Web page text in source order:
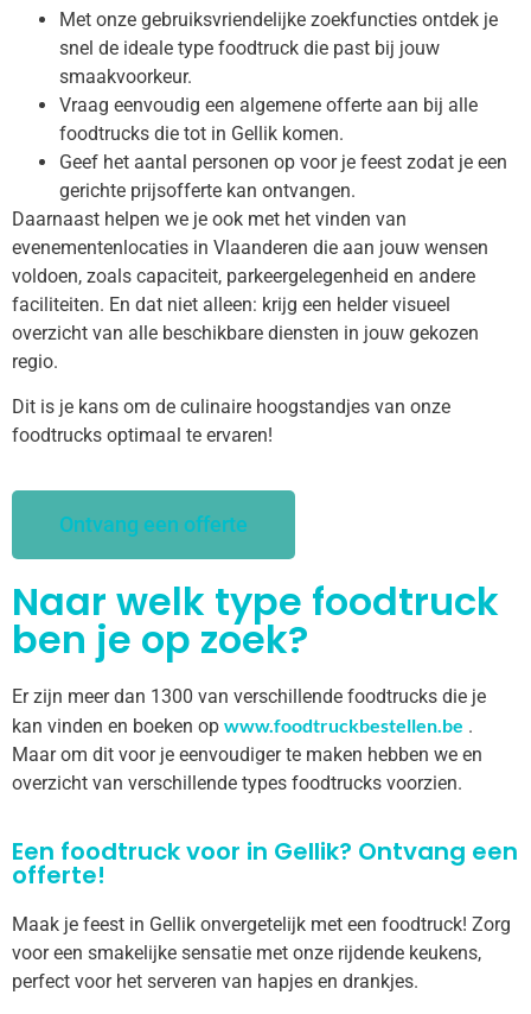
Met onze gebruiksvriendelijke zoekfuncties ontdek je
snel de ideale type foodtruck die past bij jouw
smaakvoorkeur.
Vraag eenvoudig een algemene offerte aan bij alle
foodtrucks die tot in Gellik komen.
Geef het aantal personen op voor je feest zodat je een
gerichte prijsofferte kan ontvangen.
Daarnaast helpen we je ook met het vinden van
evenementenlocaties in Vlaanderen die aan jouw wensen
voldoen, zoals capaciteit, parkeergelegenheid en andere
faciliteiten. En dat niet alleen: krijg een helder visueel
overzicht van alle beschikbare diensten in jouw gekozen
regio.
Dit is je kans om de culinaire hoogstandjes van onze
foodtrucks optimaal te ervaren!
Ontvang een offerte
Naar welk type foodtruck
ben je op zoek?
Er zijn meer dan 1300 van verschillende foodtrucks die je
kan vinden en boeken op www.foodtruckbestellen.be .
Maar om dit voor je eenvoudiger te maken hebben we en
overzicht van verschillende types foodtrucks voorzien.
Een foodtruck voor in Gellik? Ontvang een
offerte!
Maak je feest in Gellik onvergetelijk met een foodtruck! Zorg
voor een smakelijke sensatie met onze rijdende keukens,
perfect voor het serveren van hapjes en drankjes.